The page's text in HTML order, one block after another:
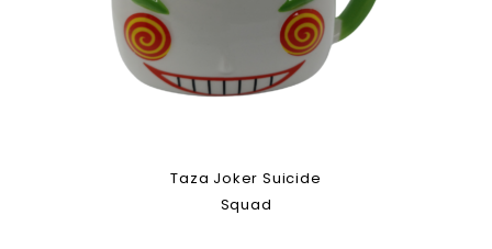
Taza Joker Suicide
Squad